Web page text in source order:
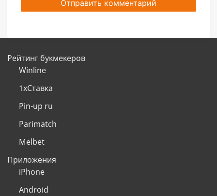
Рейтинг букмекеров
Winline
1хСтавка
Pin-up ru
Parimatch
Melbet
Приложения
iPhone
Android